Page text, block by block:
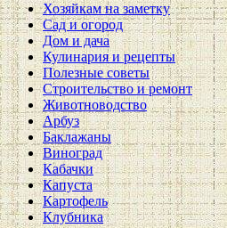
Хозяйкам на заметку
Сад и огород
Дом и дача
Кулинария и рецепты
Полезные советы
Строительство и ремонт
Животноводство
Арбуз
Баклажаны
Виноград
Кабачки
Капуста
Картофель
Клубника